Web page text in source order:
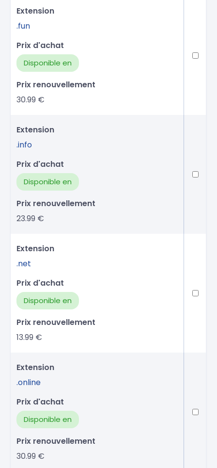
.fun
Disponible en
30.99 €
.info
Disponible en
23.99 €
.net
Disponible en
13.99 €
.online
Disponible en
30.99 €